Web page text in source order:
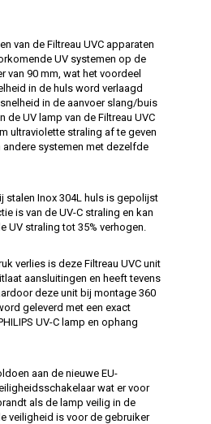
van de Filtreau UVC apparaten
UV systemen op de
van 90 mm, wat het voordeel
in de huls word verlaagd
in de aanvoer slang/buis
de UV lamp van de Filtreau UVC
ultraviolette straling af te geven
systemen met dezelfde
stalen Inox 304L huls is gepolijst
is van de UV-C straling en kan
UV straling tot 35% verhogen.
verlies is deze Filtreau UVC unit
aansluitingen en heeft tevens
deze unit bij montage 360
geleverd met een exact
UV-C lamp en ophang
aan de nieuwe EU-
wat er voor
als de lamp veilig in de
veiligheid is voor de gebruiker